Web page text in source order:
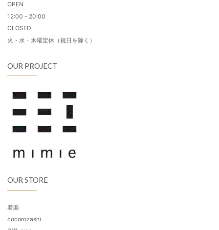
OPEN
12:00 - 20:00
CLOSED
火・水・木曜定休（祝日を除く）
OUR PROJECT
OUR STORE
着楽
cocorozashi